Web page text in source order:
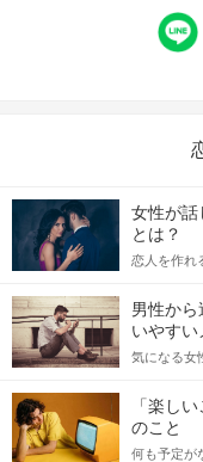
女性が話
とは？
恋人を作れ
てアプロー
格的に始め
をしっかり
記事では、
合にどの
男性から
いやすい
気になる女
しかし、
っしゃる
送るLINE
えながら解
「楽し
のこと
何も予定が